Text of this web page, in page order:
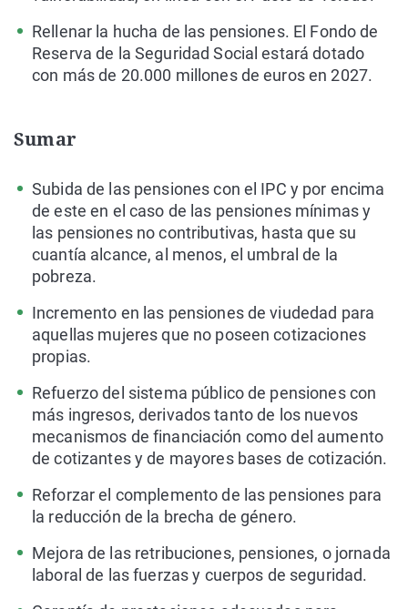
Rellenar la hucha de las pensiones. El Fondo de
Reserva de la Seguridad Social estará dotado
con más de 20.000 millones de euros en 2027.
Sumar
Subida de las pensiones con el IPC y por encima
de este en el caso de las pensiones mínimas y
las pensiones no contributivas, hasta que su
cuantía alcance, al menos, el umbral de la
pobreza.
Incremento en las pensiones de viudedad para
aquellas mujeres que no poseen cotizaciones
propias.
Refuerzo del sistema público de pensiones con
más ingresos, derivados tanto de los nuevos
mecanismos de financiación como del aumento
de cotizantes y de mayores bases de cotización.
Reforzar el complemento de las pensiones para
la reducción de la brecha de género.
Mejora de las retribuciones, pensiones, o jornada
laboral de las fuerzas y cuerpos de seguridad.